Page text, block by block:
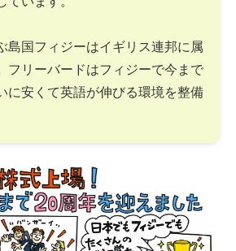
島国フィジーはイギリス連邦に属
フリーバードはフィジーで今まで
に安くて英語が伸びる環境を整備